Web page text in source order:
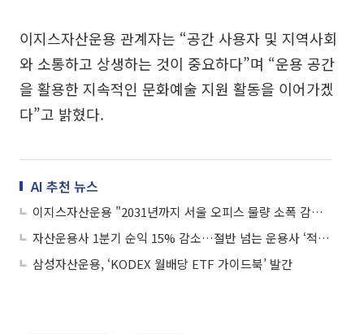
이지스자산운용 관계자는 “공간 사용자 및 지역사회
와 소통하고 상생하는 것이 중요하다”며 “운용 공간
을 활용한 지속적인 문화예술 지원 활동을 이어가겠
다”고 밝혔다.
AI 추천 뉴스
이지스자산운용 "2031년까지 서울 오피스 물량 소폭 감소 예상"
자산운용사 1분기 순익 15% 감소…절반 넘는 운용사 ‘적자’
삼성자산운용, ‘KODEX 월배당 ETF 가이드북’ 발간